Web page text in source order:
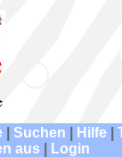
Suchen Hilfe
aus
Login